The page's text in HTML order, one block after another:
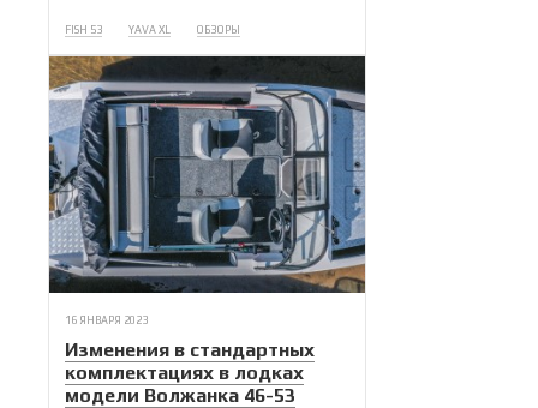
FISH 53 YAVA XL ОБЗОРЫ
16 ЯНВАРЯ 2023
Изменения в стандартных
комплектациях в лодках
модели Волжанка 46-53